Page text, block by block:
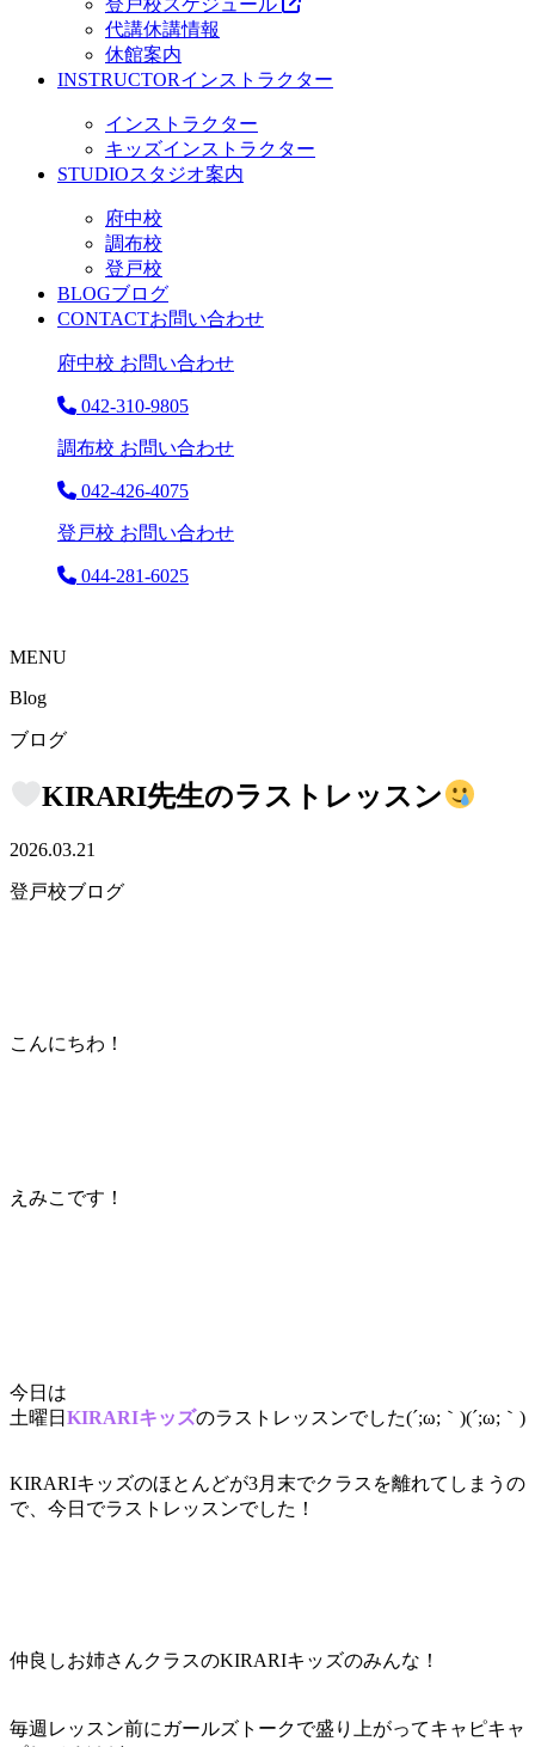
代講休講情報
休館案内
INSTRUCTORインストラクター
インストラクター
キッズインストラクター
STUDIOスタジオ案内
府中校
調布校
登戸校
BLOGブログ
CONTACTお問い合わせ
府中校 お問い合わせ
042-310-9805
調布校 お問い合わせ
042-426-4075
登戸校 お問い合わせ
044-281-6025
MENU
Blog
ブログ
KIRARI先生のラストレッスン
2026.03.21
登戸校ブログ
こんにちわ！
えみこです！
今日は
土曜日 KIRARIキッズのラストレッスンでした(´;ω;｀)(´;ω;｀)
KIRARIキッズのほとんどが3月末でクラスを離れてしまうの
で、今日でラストレッスンでした！
仲良しお姉さんクラスのKIRARIキッズのみんな！
毎週レッスン前にガールズトークで盛り上がってキャピキャ